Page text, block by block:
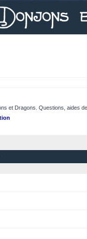
et Dragons. Questions, aides